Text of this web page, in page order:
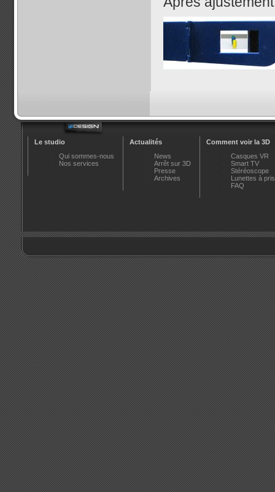
Le studio
Qui sommes-nous
Nos services
Actualités
News
Arrêt sur 3D
Presse
Archives
Comment voir la 3D
Casques VR
Smart TV
Stéréoscope
Lunettes à
FAQ